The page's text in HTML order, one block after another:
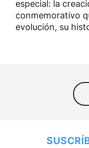
especial: la
conmemorativo
evolución, su